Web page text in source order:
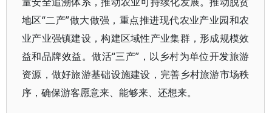
地区“二产”做大做强，重点推进现代农业产业园和农
业产业强镇建设，构建区域性产业集群，形成规模效
益和品牌效益。做活“三产”，以乡村为单位开发旅游
资源，做好旅游基础设施建设，完善乡村旅游市场秩
序，确保游客愿意来、能够来、还想来。